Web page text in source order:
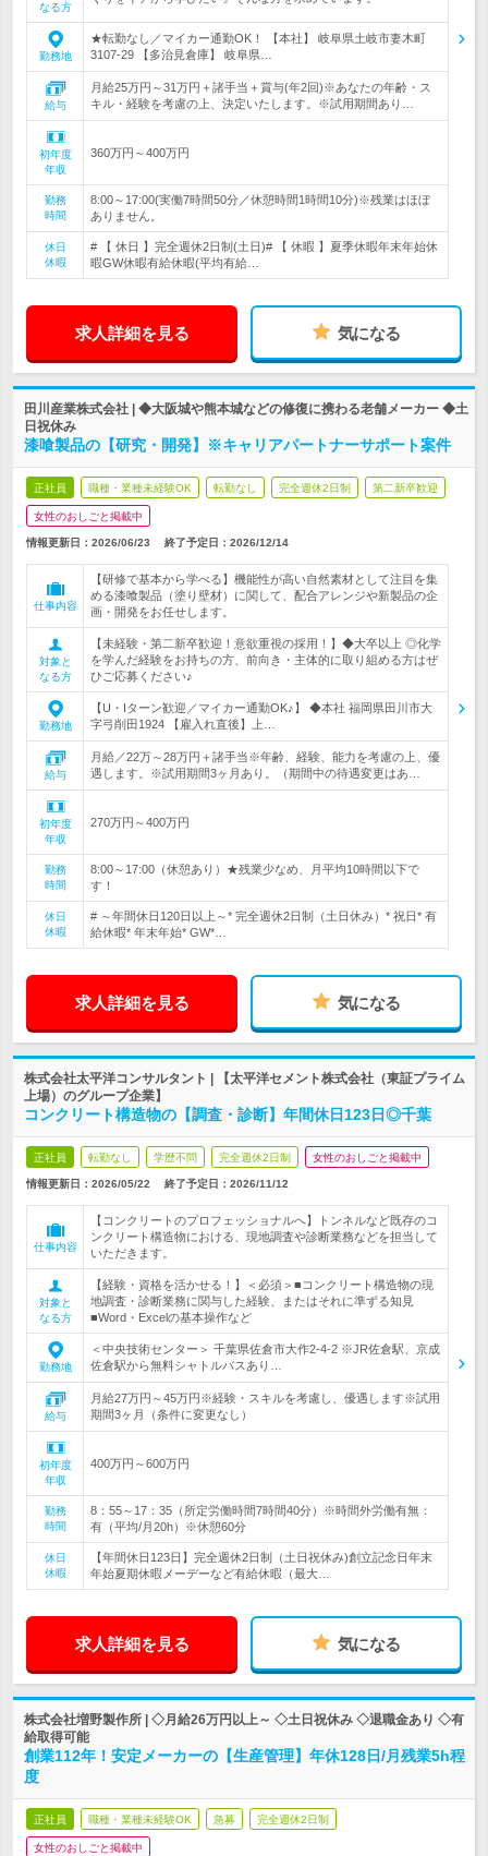
なる方
勤務地
★転勤なし／マイカー通勤OK！ 【本社】 岐阜県土岐市妻木町
3107-29 【多治見倉庫】 岐阜県…
給与
月給25万円～31万円＋諸手当＋賞与(年2回)※あなたの年齢・ス
キル・経験を考慮の上、決定いたします。※試用期間あり…
初年度
年収
360万円～400万円
勤務
時間
8:00～17:00(実働7時間50分／休憩時間1時間10分)※残業はほぼ
ありません。
休日
休暇
# 【 休日 】完全週休2日制(土日)# 【 休暇 】夏季休暇年末年始休
暇GW休暇有給休暇(平均有給…
求人詳細を見る 気になる
田川産業株式会社 | ◆大阪城や熊本城などの修復に携わる老舗メーカー ◆土
日祝休み
漆喰製品の【研究・開発】※キャリアパートナーサポート案件
正社員 職種・業種未経験OK 転勤なし 完全週休2日制 第二新卒歓迎
女性のおしごと掲載中
情報更新日：2026/06/23 終了予定日： 2026/12/14
仕事内容
【研修で基本から学べる】機能性が高い自然素材として注目を集
める漆喰製品（塗り壁材）に関して、配合アレンジや新製品の企
画・開発をお任せします。
対象と
なる方
【未経験・第二新卒歓迎！意欲重視の採用！】◆大卒以上 ◎化学
を学んだ経験をお持ちの方、前向き・主体的に取り組める方はぜ
ひご応募ください♪
勤務地
【U・Iターン歓迎／マイカー通勤OK♪】 ◆本社 福岡県田川市大
字弓削田1924 【雇入れ直後】上…
給与
月給／22万～28万円＋諸手当※年齢、経験、能力を考慮の上、優
遇します。※試用期間3ヶ月あり。（期間中の待遇変更はあ…
初年度
年収
270万円～400万円
勤務
時間
8:00～17:00（休憩あり）★残業少なめ、月平均10時間以下で
す！
休日
休暇
# ～年間休日120日以上～* 完全週休2日制（土日休み）* 祝日* 有
給休暇* 年末年始* GW*…
求人詳細を見る 気になる
株式会社太平洋コンサルタント | 【太平洋セメント株式会社（東証プライム
上場）のグループ企業】
コンクリート構造物の【調査・診断】年間休日123日◎千葉
正社員 転勤なし 学歴不問 完全週休2日制 女性のおしごと掲載中
情報更新日：2026/05/22 終了予定日： 2026/11/12
仕事内容
【コンクリートのプロフェッショナルへ】トンネルなど既存のコ
ンクリート構造物における、現地調査や診断業務などを担当して
いただきます。
対象と
なる方
【経験・資格を活かせる！】＜必須＞■コンクリート構造物の現
地調査・診断業務に関与した経験、またはそれに準ずる知見
■Word・Excelの基本操作など
勤務地
＜中央技術センター＞ 千葉県佐倉市大作2-4-2 ※JR佐倉駅、京成
佐倉駅から無料シャトルバスあり…
給与
月給27万円～45万円※経験・スキルを考慮し、優遇します※試用
期間3ヶ月（条件に変更なし）
初年度
年収
400万円～600万円
勤務
時間
8：55～17：35（所定労働時間7時間40分）※時間外労働有無：
有（平均/月20h）※休憩60分
休日
休暇
【年間休日123日】完全週休2日制（土日祝休み)創立記念日年末
年始夏期休暇メーデーなど有給休暇（最大…
求人詳細を見る 気になる
株式会社増野製作所 | ◇月給26万円以上～ ◇土日祝休み ◇退職金あり ◇有
給取得可能
創業112年！安定メーカーの【生産管理】年休128日/月残業5h程
度
正社員 職種・業種未経験OK 急募 完全週休2日制
女性のおしごと掲載中